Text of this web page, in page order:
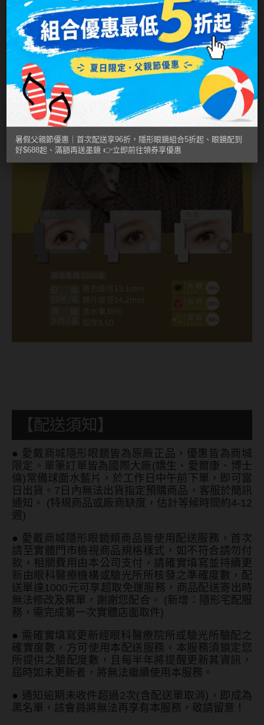
MUSE繆思女神
OPT圓瑞
Pegavision晶碩
Timido媞蜜多
Smart Vision睛靈
WiLLPAIR維樂配
日本隱眼品牌
ReVIA蕾美
EverColor艾薇卡
Pony Pallet魔彩盤
CRYSTE晶瞳
T-Garden FLANMY
T-Garden Loveil
T-Garden Chu's me
韓國隱眼品牌
CLB Color波斯霓彩
CalmeD'or曦迪
IDIFF
LENSME
oddI's
藥水保養液
【配送須知】
● 愛戴商城隱形眼鏡皆為原廠正品，優惠皆為商城
限定。單筆訂單皆為國際大廠(嬌生、愛爾康、博士
倫)常備球面水藍片，於工作日中午前下單，即可當
日出貨。7日內無法出貨指定預購商品，客服於簡訊
通知。 (特規商品或廠商缺度，估計等候時間約4-12
週)
● 愛戴商城隱形眼鏡類商品皆使用配送服務，首次
請至實體門市檢視商品規格樣式，如不符合請勿付
款，相關費用由本公司支付，請確實填寫並持續更
新由眼科醫療機構或驗光所所核發之準確度數，配
送單達1000元可享超取免運服務，商品配送寄出時
無法修改及棄單，謝謝您配合。 (新增：隱形宅配服
務，需完成第一次實體店面取件)
● 需確實填寫更新經眼科醫療院所或驗光所驗配之
確實度數，方可使用本配送服務。本服務須鎖定您
所提供之驗配度數，且每半年將提醒更新其資訊，
屆時如未更新者，將無法繼續使用本服務。
● 通知逾期未收件超過2次(含配送單取消)，即成為
黑名單，該會員將無法再享有本服務，敬請留意！
暑假父親節優惠｜首次配送享96折，隱形眼鏡組合5折起、眼鏡配到
好$688起、滿額再送墨鏡 👉立即前往領券享優惠